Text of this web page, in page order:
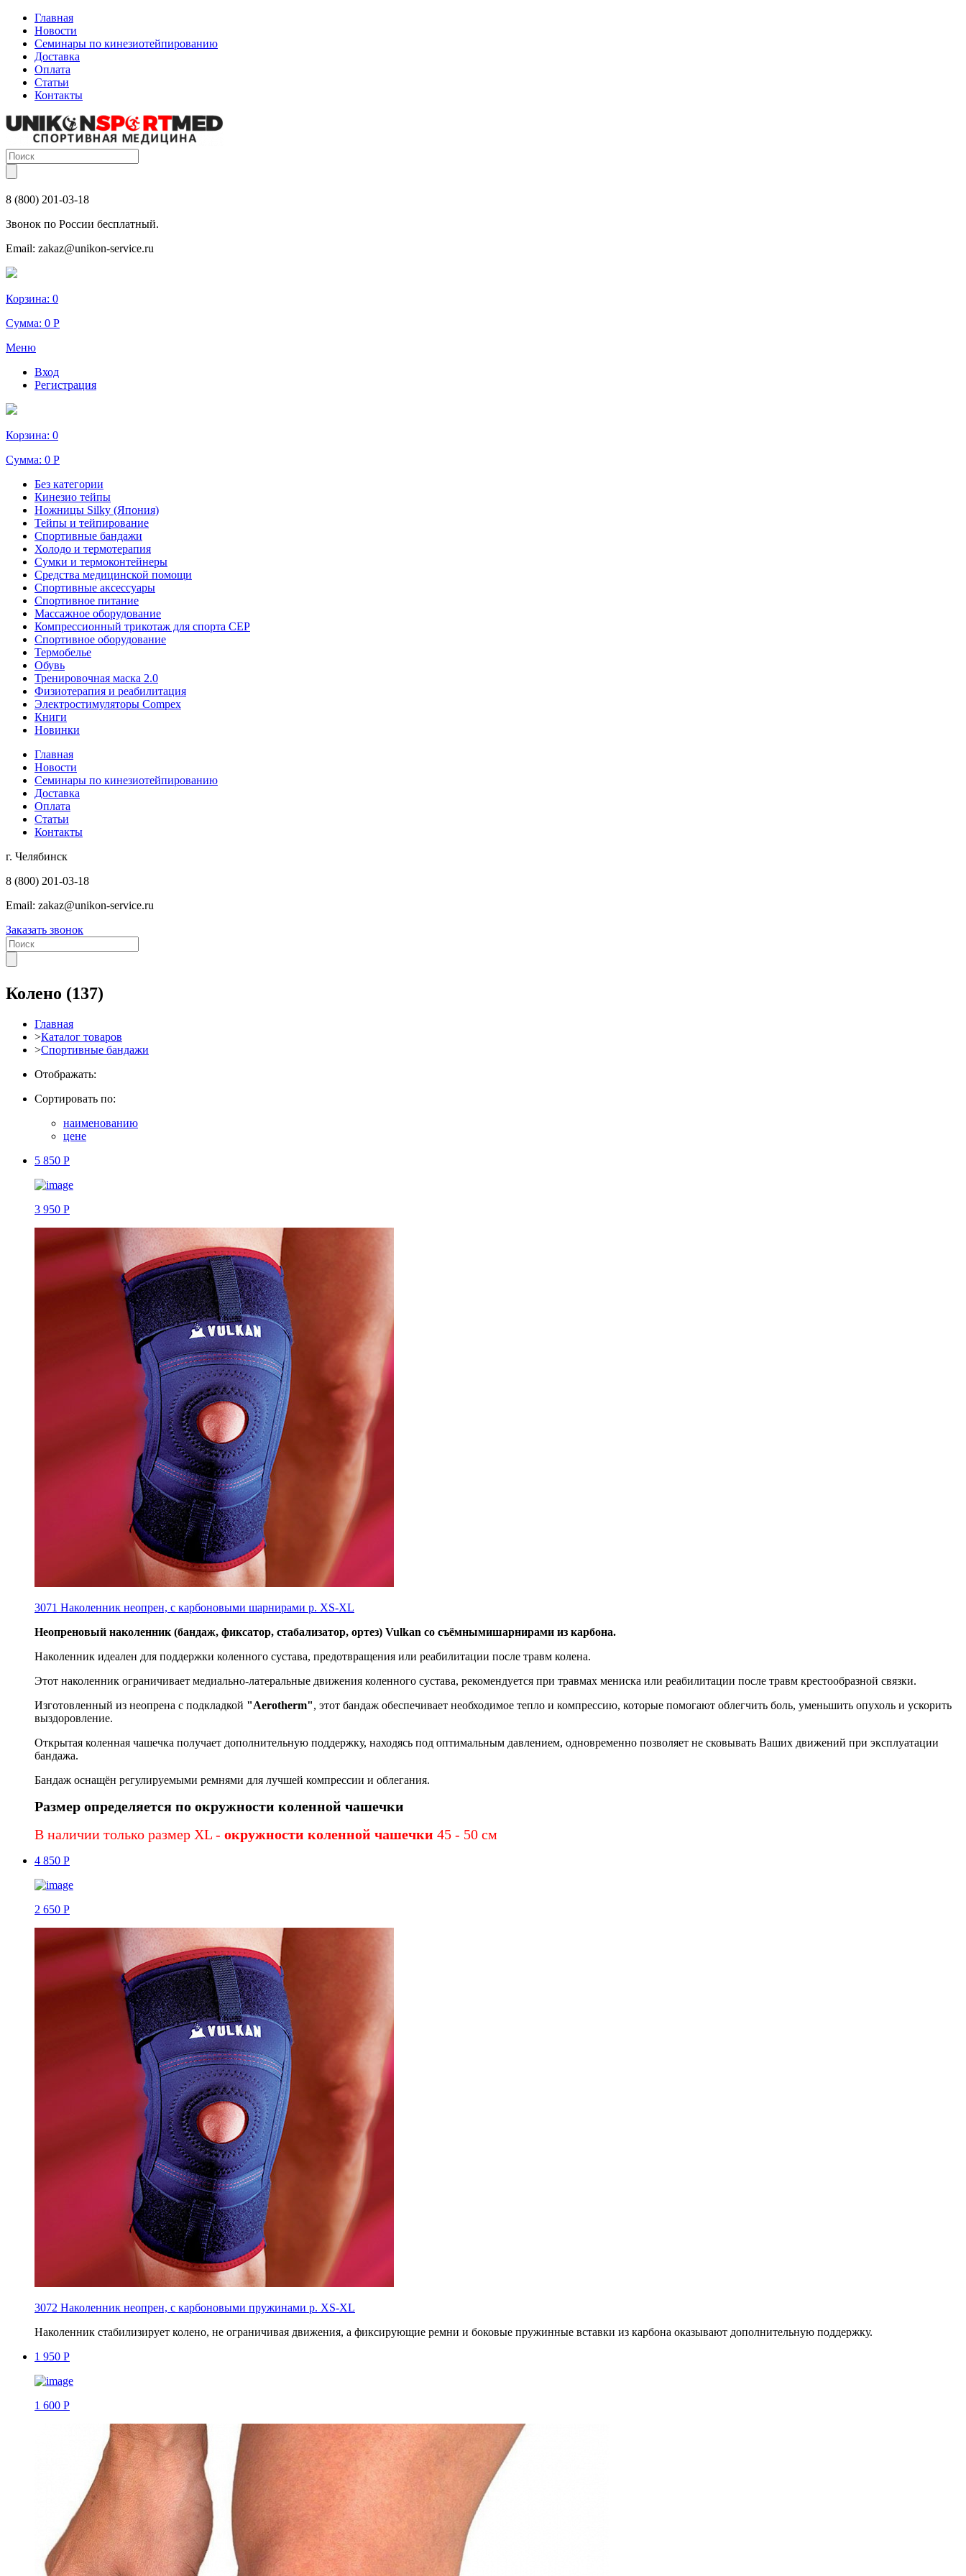
Главная
Новости
Семинары по кинезиотейпированию
Доставка
Оплата
Статьи
Контакты
8 (800) 201-03-18
Звонок по России бесплатный.
Email: zakaz@unikon-service.ru
Корзина: 0
Сумма: 0 Р
Меню
Вход
Регистрация
Корзина: 0
Сумма: 0 Р
Без категории
Кинезио тейпы
Ножницы Silky (Япония)
Тейпы и тейпирование
Спортивные бандажи
Холодо и термотерапия
Сумки и термоконтейнеры
Средства медицинской помощи
Спортивные аксессуары
Спортивное питание
Массажное оборудование
Компрессионный трикотаж для спорта СЕР
Спортивное оборудование
Термобелье
Обувь
Тренировочная маска 2.0
Физиотерапия и реабилитация
Электростимуляторы Compex
Книги
Новинки
Главная
Новости
Семинары по кинезиотейпированию
Доставка
Оплата
Статьи
Контакты
г. Челябинск
8 (800) 201-03-18
Email: zakaz@unikon-service.ru
Заказать звонок
Колено (137)
Главная
>Каталог товаров
>Спортивные бандажи
Отображать:
Сортировать по:
наименованию
цене
5 850 Р
3 950 Р
3071 Наколенник неопрен, c карбоновыми шарнирами р. XS-XL
Неопреновый наколенник (бандаж, фиксатор, стабализатор, ортез) Vulkan со съёмнымишарнирами из карбона.
Наколенник идеален для поддержки коленного сустава, предотвращения или реабилитации после травм колена.
Этот наколенник ограничивает медиально-латеральные движения коленного сустава, рекомендуется при травмах мениска или реабилитации после травм крестообразной связки.
Изготовленный из неопрена с подкладкой "Aerotherm", этот бандаж обеспечивает необходимое тепло и компрессию, которые помогают облегчить боль, уменьшить опухоль и ускорить
выздоровление.
Открытая коленная чашечка получает дополнительную поддержку, находясь под оптимальным давлением, одновременно позволяет не сковывать Ваших движений при эксплуатации
бандажа.
Бандаж оснащён регулируемыми ремнями для лучшей компрессии и облегания.
Размер определяется по окружности коленной чашечки
В наличии только размер XL - окружности коленной чашечки 45 - 50 см
4 850 Р
2 650 Р
3072 Наколенник неопрен, c карбоновыми пружинами р. XS-XL
Наколенник стабилизирует колено, не ограничивая движения, а фиксирующие ремни и боковые пружинные вставки из карбона оказывают дополнительную поддержку.
1 950 Р
1 600 Р